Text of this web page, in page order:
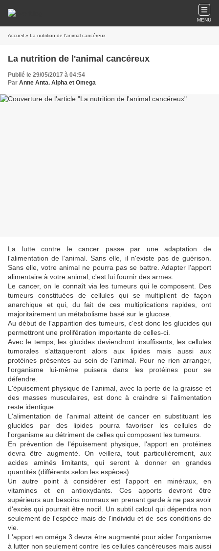
MENU
Accueil » La nutrition de l'animal cancéreux
La nutrition de l'animal cancéreux
Publié le 29/05/2017 à 04:54
Par Anne Anta. Alpha et Omega
La lutte contre le cancer passe par une adaptation de
l'alimentation de l'animal. Sans elle, il n'existe pas de guérison.
Sans elle, votre animal ne pourra pas se battre. Adapter l'apport
alimentaire à votre animal, c'est lui fournir des armes.
Le cancer, on le connaît via les tumeurs qui le composent. Des
tumeurs constituées de cellules qui se multiplient de façon
anarchique et qui, du fait de ces multiplications rapides, ont
majoritairement un métabolisme basé sur le glucose.
Au début de l'apparition des tumeurs, c'est donc les glucides qui
permettront une prolifération importante de celles-ci.
Avec le temps, les glucides deviendront insuffisants, les cellules
tumorales s'attaqueront alors aux lipides mais aussi aux
protéines présentes au sein de l'animal. Pour ne rien arranger,
l'organisme lui-même puisera dans les protéines pour se
défendre.
L'épuisement physique de l'animal, avec la perte de la graisse et
des masses musculaires, est donc à craindre si l'alimentation
reste identique.
L'alimentation de l'animal atteint de cancer en substituant les
glucides par des lipides pourra favoriser les cellules de
l'organisme au détriment de celles qui composent les tumeurs.
En prévention de l'épuisement physique, l'apport en protéines
devra être augmenté. On veillera, tout particulièrement, aux
acides aminés limitants, qui seront à donner en grandes
quantités (différents selon les espèces).
Un autre point à considérer est l'apport en minéraux, en
vitamines et en antioxydants. Ces apports devront être
supérieurs aux besoins normaux en prenant garde à ne pas avoir
d'excès qui pourrait être nocif. Un subtil calcul qui dépendra non
seulement de l'espèce mais de l'individu et de ses conditions de
vie.
L'apport en oméga 3 devra être augmenté pour aider l'organisme
à lutter non seulement contre les cellules cancéreuses mais aussi